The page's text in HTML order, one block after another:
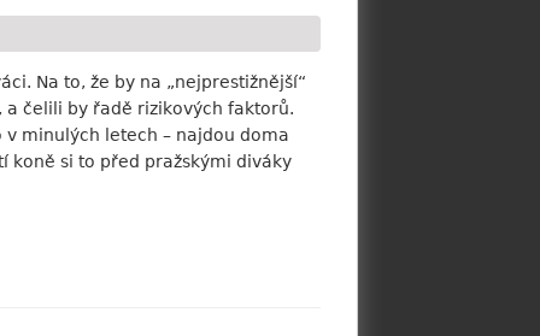
Na to, že by na „nejprestižnější“
čelili by řadě rizikových faktorů.
minulých letech – najdou doma
koně si to před pražskými diváky